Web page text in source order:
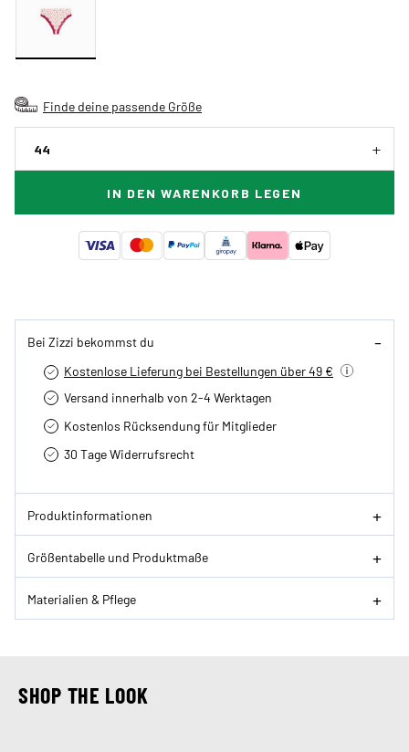
Finde deine passende Größe
44
IN DEN WARENKORB LEGEN
Bei Zizzi bekommst du
Kostenlose Lieferung bei Bestellungen über 49 €
Versand innerhalb von 2-4 Werktagen
Kostenlos Rücksendung für Mitglieder
30 Tage Widerrufsrecht
Produktinformationen
Größentabelle und Produktmaße
Materialien & Pflege
SHOP THE LOOK